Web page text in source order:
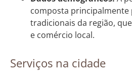
composta principalmente
tradicionais da região,
e comércio local.
Serviços na cidade